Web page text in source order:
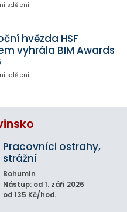
sdělení
hvězda HSF
vyhrála BIM Awards
sdělení
Pracovníci ostrahy,
strážní
Bohumín
Nástup: od 1. září 2026
od 135 Kč/hod.